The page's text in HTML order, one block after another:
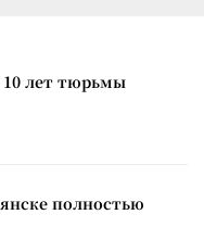
10 лет тюрьмы
полностью